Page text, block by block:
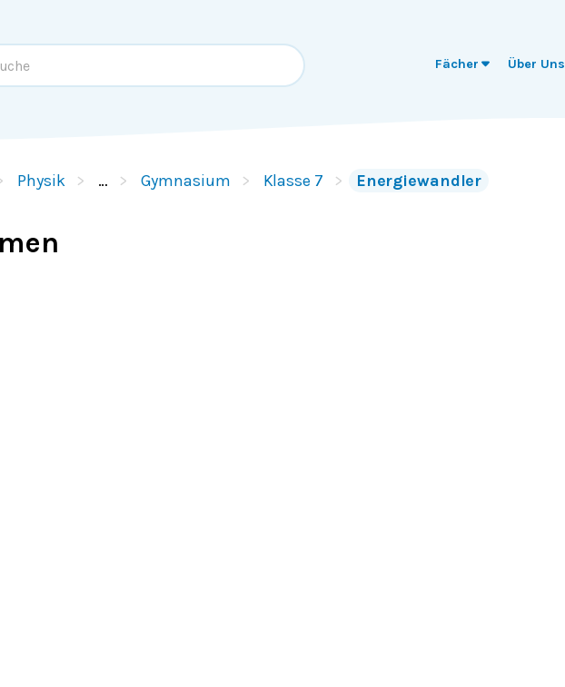
Fächer Über Uns
Physik … Gymnasium Klasse 7 Energiewandler